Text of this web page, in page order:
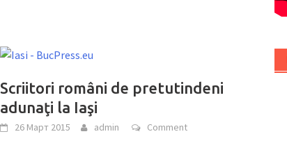
Scriitori români de pretutindeni
adunaţi la Iaşi
26 Март 2015 admin Comment